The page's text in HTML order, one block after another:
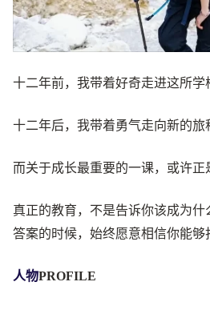
十二年前，我带着好奇走进这所学
十二年后，我带着勇气走向新的旅
而关于成长最重要的一课，或许正
真正的教育，不是告诉你该成为
答案的时候，始终愿意相信你能够
人物PROFILE